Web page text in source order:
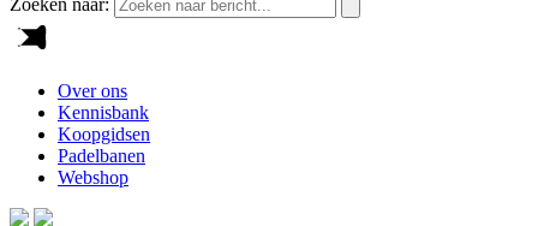
Zoeken naar:
Over ons
Kennisbank
Koopgidsen
Padelbanen
Webshop